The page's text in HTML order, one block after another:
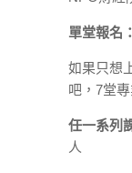
單堂報名：
如果只想
吧，7堂
任一系列
人